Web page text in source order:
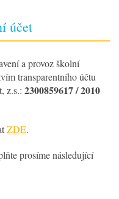
účet
a provoz školní
transparentního účtu
z.s.: 2300859617 / 2010
ZDE.
prosíme následující